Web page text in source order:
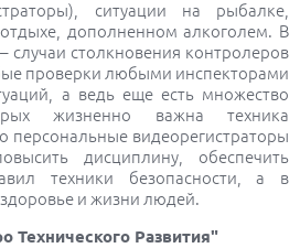
ситуации на рыбалке,
дополненном алкоголем. В
случаи столкновения контролеров
проверки любыми инспекторами
а ведь еще есть множество
жизненно важна техника
персональные видеорегистраторы
дисциплину, обеспечить
техники безопасности, а в
здоровье и жизни людей.
Технического Развития"